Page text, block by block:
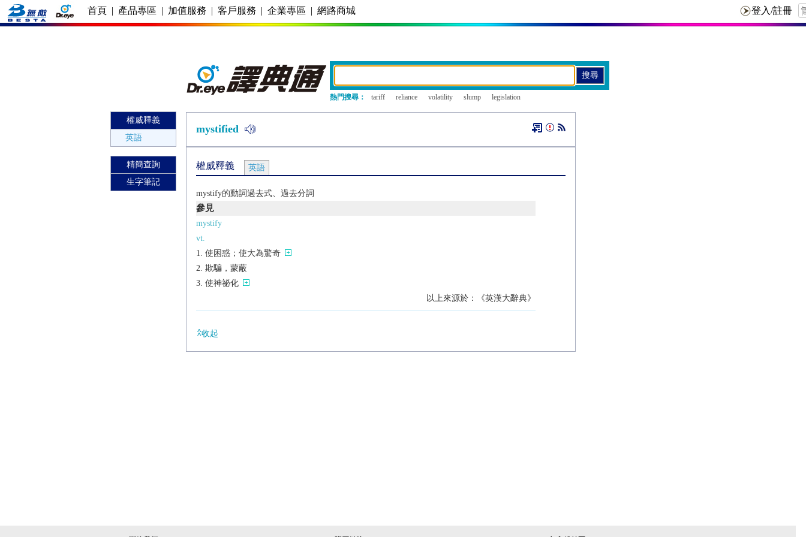
首頁 | 產品專區 | 加值服務 | 客戶服務 | 企業專區 | 網路商城
熱門搜尋： tariff reliance volatility slump legislation
權威釋義
英語
精簡查詢
生字筆記
mystified
權威釋義 英語
mystify的動詞過去式、過去分詞
參見
mystify
vt.
使困惑；使大為驚奇
欺騙，蒙蔽
使神祕化
以上來源於：《英漢大辭典》
收起